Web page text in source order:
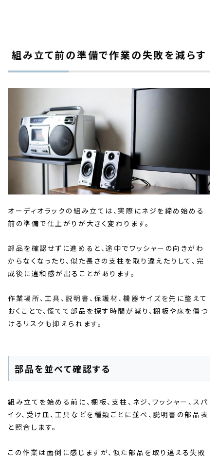
組み立て前の準備で作業の失敗を減らす
オーディオラックの組み立ては、実際にネジを締め始める
前の準備で仕上がりが大きく変わります。
部品を確認せずに進めると、途中でワッシャーの向きがわ
からなくなったり、似た長さの支柱を取り違えたりして、完
成後に違和感が出ることがあります。
作業場所、工具、説明書、保護材、機器サイズを先に整えて
おくことで、慌てて部品を探す時間が減り、棚板や床を傷つ
けるリスクも抑えられます。
部品を並べて確認する
組み立てを始める前に、棚板、支柱、ネジ、ワッシャー、スパ
イク、受け皿、工具などを種類ごとに並べ、説明書の部品表
と照合します。
この作業は面倒に感じますが、似た部品を取り違える失敗